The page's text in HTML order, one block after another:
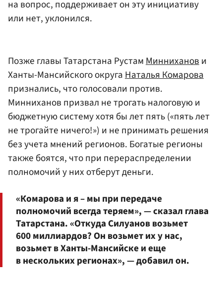
на вопрос, поддерживает он эту инициативу
или нет, уклонился.
Позже главы Татарстана РустамМинниханови
Ханты-Мансийского округаНаталья Комарова
признались, что голосовали против.
Минниханов призвал не трогать налоговую и
бюджетную систему хотя бы лет пять («пять лет
не трогайте ничего!») и не принимать решения
без учета мнений регионов. Богатые регионы
также боятся, что при перераспределении
полномочий у них отберут деньги.
«Комарова и я – мы при передаче
полномочий всегда теряем», — сказал глава
Татарстана. «Откуда Силуанов возьмет
600 миллиардов? Он возьмет их у нас,
возьмет в Ханты-Мансийске и еще
в нескольких регионах», — добавил он.